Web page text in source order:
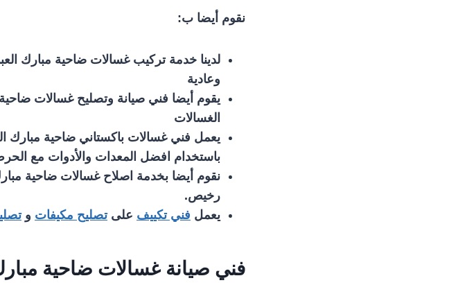
نقوم أيضا ب:
لدينا خدمة تركيب غسالات ضاحية مبارك
وعادية
يقوم أيضا فني صيانة وتصليح غسالات ضاحية
الغسالات
يعمل فني غسالات باكستاني ضاحية مبارك
باستخدام افضل المعدات والأدوات مع
نقوم أيضا بخدمة اصلاح غسالات ضاحية
رخيص.
يعمل فني تكييف علىتصليح مكيفات و
فني صيانة غسالات ضاحية مبارك